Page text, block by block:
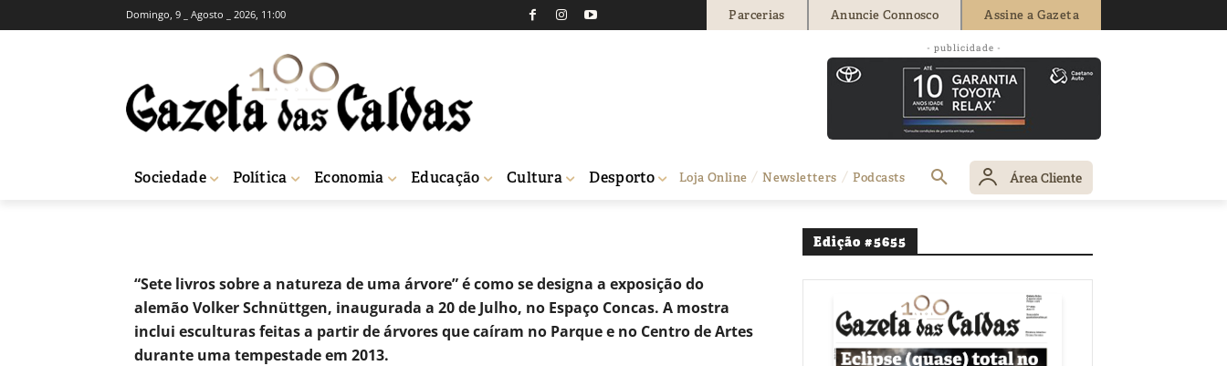
Domingo, 9 _ Agosto _ 2026, 11:00 Parcerias Anuncie Connosco Assine a Gazeta
- publicidade -
Sociedade Política Economia Educação Cultura Desporto Loja Online Newsletters Podcasts Área Cliente
Madeira de árvores tombadas no Parque dá origem a
obras de arte
Natacha Narciso 3 de Agosto, 2018 1700
“Sete livros sobre a natureza de uma árvore” é como se designa a exposição do
alemão Volker Schnüttgen, inaugurada a 20 de Julho, no Espaço Concas. A mostra
inclui esculturas feitas a partir de árvores que caíram no Parque e no Centro de Artes
durante uma tempestade em 2013.
Edição #5655